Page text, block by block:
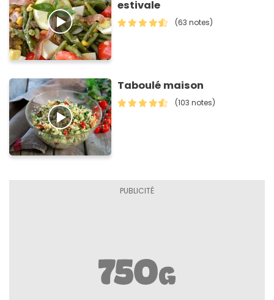
estivale
(63 notes)
Taboulé maison
(103 notes)